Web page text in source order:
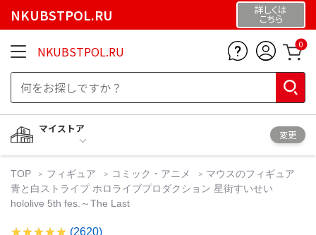
NKUBSTPOL.RU 詳しくは
こちら
NKUBSTPOL.RU 0
マイストア
変更
TOP フィギュア コミック・アニメ
マウスのフィギュア
青と白ストライプ ホロライブプロダクション 星街すいせい
hololive 5th fes.～The Last
(2620)